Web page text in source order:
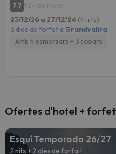
7.7 924 opinions
23/12/26 a 27/12/26 (4 nits)
3 dies de forfet a Grandvalira
Amb 4 esmorzars + 3 sopars
Ofertes d'hotel + forfet
Esquí Temporada 26/27
2 nits + 2 dies de forfait